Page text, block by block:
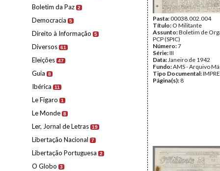
Boletim da Paz 2
Democracia 5
Direito à Informação 5
Diversos 61
Eleições 47
Guia 8
Ibérica 11
Le Figaro 1
Le Monde 8
Ler, Jornal de Letras 19
Libertação Nacional 7
Libertação Portuguesa 2
O Globo 3
Pasta:00038.002.004
Título: O Militante
Assunto:Boletim de
PCP (SPIC)
Número:7
Série:III
Data:Janeiro de 1942
Fundo:AMS - Arquivo
Tipo Documental:
Página(s): 8